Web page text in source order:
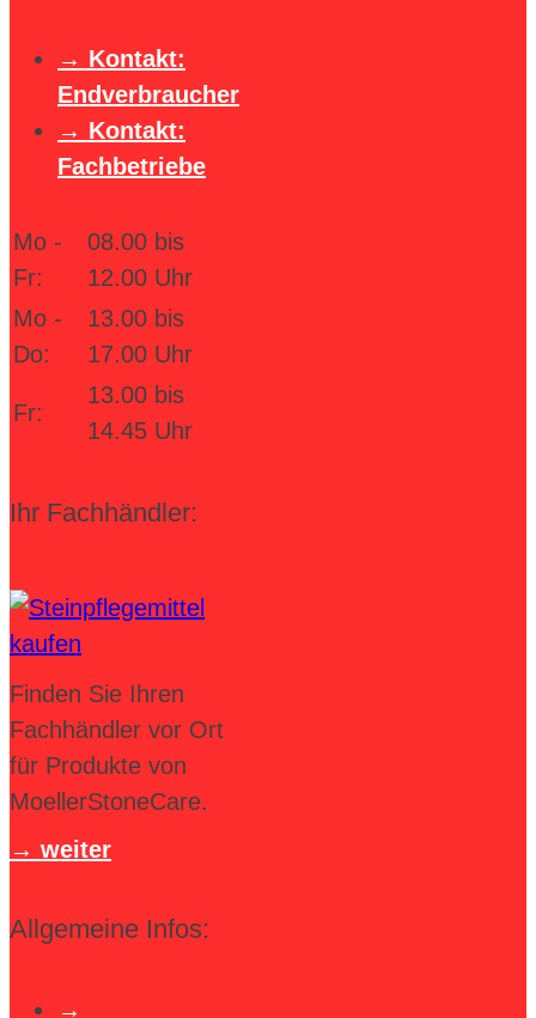
Kontakt:
Endverbraucher
Kontakt:
Fachbetriebe
Mo -
Fr:
08.00 bis
12.00 Uhr
Mo -
Do:
13.00 bis
17.00 Uhr
Fr:
13.00 bis
14.45 Uhr
Ihr Fachhändler:
Finden Sie Ihren
Fachhändler vor Ort
für Produkte von
MoellerStoneCare.
weiter
Allgemeine Infos: